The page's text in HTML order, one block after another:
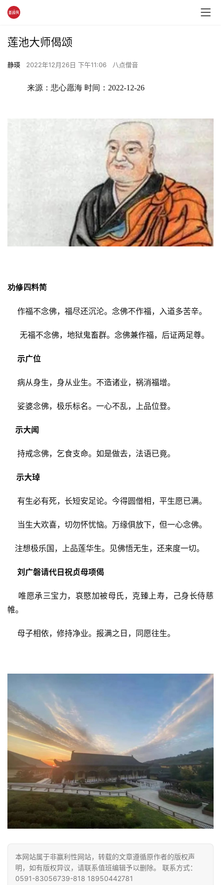
八
点
僧
高
僧
访
心
乐
菩
提
莲池大师偈颂
静瑛 2022年12月26日 下午11:06 八点僧音
来源：悲心愿海 时间：2022-12-26
劝修四料简
作福不念佛，福尽还沉沦。念佛不作福，入道多苦辛。
无福不念佛，地狱鬼畜群。念佛兼作福，后证两足尊。
示广位
病从身生，身从业生。不造诸业，祸消福增。
娑婆念佛，极乐标名。一心不乱，上品位登。
示大闻
持戒念佛，乞食支命。如是做去，法语已竟。
示大琸
有生必有死，长短安足论。今得圆僧相，平生愿已满。
当生大欢喜，切勿怀忧恼。万缘俱放下，但一心念佛。
注想极乐国，上品莲华生。见佛悟无生，还来度一切。
刘广磐请代日祝贞母项偈
唯愿承三宝力，哀愍加被母氏，克臻上寿，己身长侍慈
帷。
母子相依，修持净业。报满之日，同愿往生。
本网站属于非赢利性网站，转载的文章遵循原作者的版权声
明，如有版权异议，请联系值班编辑予以删除。 联系方式：
0591-83056739-818 18950442781